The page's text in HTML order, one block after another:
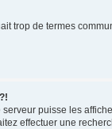
trop de termes
puisse les
effectuer une